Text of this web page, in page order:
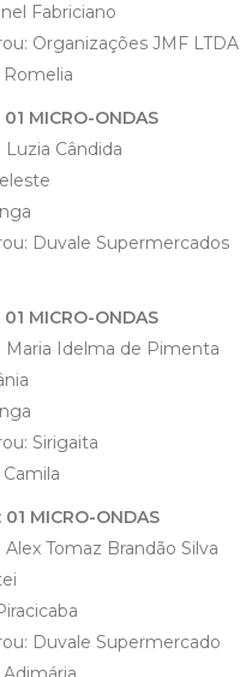
Fabriciano
Organizações JMF LTDA
Romelia
01 MICRO-ONDAS
Cândida
Duvale Supermercados
01 MICRO-ONDAS
Maria Idelma de Pimenta
Sirigaita
01 MICRO-ONDAS
Tomaz Brandão Silva
Duvale Supermercado